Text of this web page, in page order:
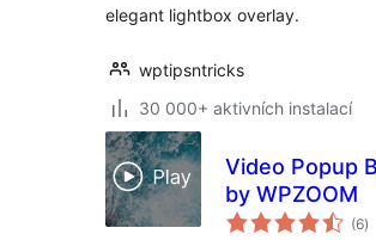
elegant lightbox overlay.
wptipsntricks
30 000+ aktivních instalací
Video Popup
by WPZOOM
(6)